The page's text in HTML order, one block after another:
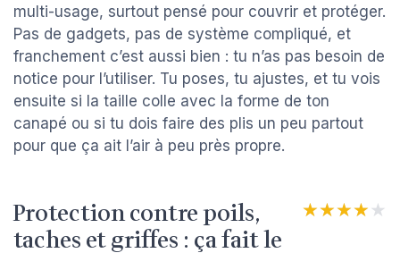
multi-usage, surtout pensé pour couvrir et protéger.
Pas de gadgets, pas de système compliqué, et
franchement c’est aussi bien : tu n’as pas besoin de
notice pour l’utiliser. Tu poses, tu ajustes, et tu vois
ensuite si la taille colle avec la forme de ton
canapé ou si tu dois faire des plis un peu partout
pour que ça ait l’air à peu près propre.
Protection contre poils,
taches et griffes : ça fait le
★★★★★
★★★★★